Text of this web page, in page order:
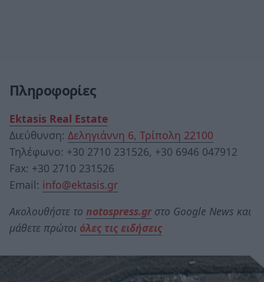
Πληροφορίες
Ektasis Real Estate
Διεύθυνση: Δεληγιάννη 6, Τρίπολη 22100
Τηλέφωνο: +30 2710 231526, +30 6946 047912
Fax: +30 2710 231526
Email: info@ektasis.gr
Ακολουθήστε το notospress.grστο Google News και
μάθετε πρώτοι όλες τις ειδήσεις